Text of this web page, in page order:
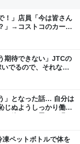
！」店員「今は皆さん
」→コストコのカード
期待できない」JTCの
でるので、それなら
」となった話… 自分は
じぬようしっかり働
終わりと思い、張り
ペットボトルで体を